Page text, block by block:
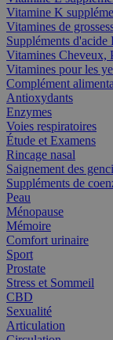
Vitamine K
Vitamines de
Suppléments d'acide
Vitamines Cheveux,
Vitamines pour les
Complément
Antioxydants
Enzymes
Voies respiratoires
Étude et Examens
Rincage nasal
Saignement des
Suppléments de
Peau
Ménopause
Mémoire
Comfort urinaire
Sport
Prostate
Stress et Sommeil
CBD
Sexualité
Articulation